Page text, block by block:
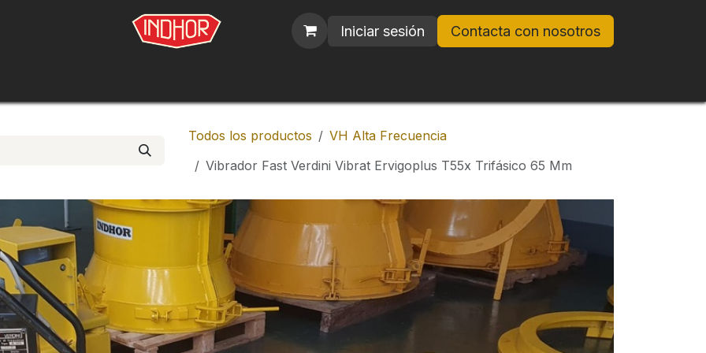
Iniciar sesión Contacta con nosotros
Todos los productos
VH Alta Frecuencia
Vibrador Fast Verdini Vibrat Ervigoplus T55x Trifásico 65 Mm